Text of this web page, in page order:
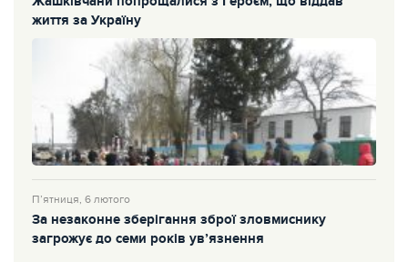
життя за Україну
П’ятниця, 6 лютого
За незаконне зберігання зброї зловмиснику
загрожує до семи років ув’язнення